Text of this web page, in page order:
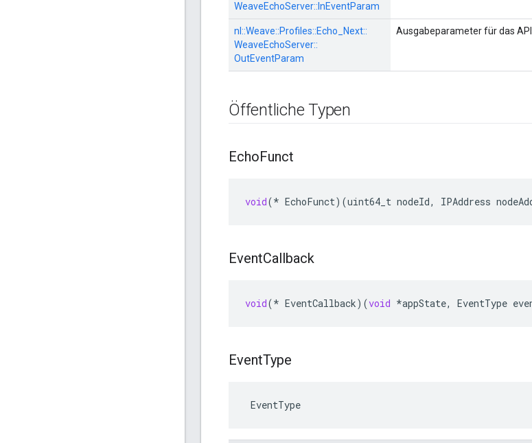
WeaveEchoServer:: InEventParam
nl::Weave::Profiles::Echo_Next::
WeaveEchoServer::
OutEventParam
Ausgabeparameter für das
Öffentliche Typen
EchoFunct
void(* EchoFunct)(uint64_t nodeId, IPAddress
EventCallback
void(* EventCallback)(void *appState, EventType
EventType
EventType